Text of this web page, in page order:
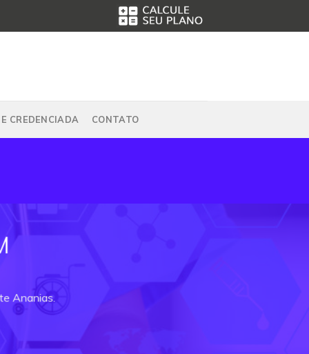
CREDENCIADA CONTATO
Ananias.